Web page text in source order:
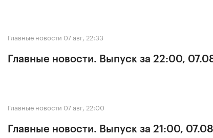
Главные новости 07 авг, 22:33
Главные новости. Выпуск за 22:00,
Главные новости 07 авг, 22:00
Главные новости. Выпуск за 21:00,